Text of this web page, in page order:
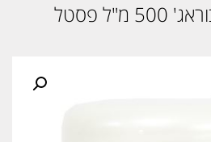
מסכה לשיער יבש בוראג' 500 מ"ל פסטל